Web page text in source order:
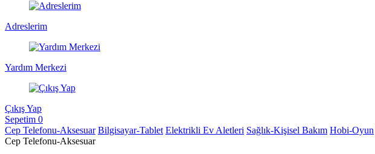
Adreslerim
Yardım Merkezi
Çıkış Yap
Sepetim 0
Cep Telefonu-Aksesuar Bilgisayar-Tablet Elektrikli Ev Aletleri Sağlık-Kişisel Bakım Hobi-Oyun
Cep Telefonu-Aksesuar